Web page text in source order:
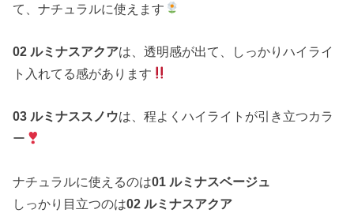
て、ナチュラルに使えます
02 ルミナスアクアは、透明感が出て、しっかりハイライ
ト入れてる感があります
03 ルミナススノウは、程よくハイライトが引き立つカラ
ー
ナチュラルに使えるのは01 ルミナスベージュ
しっかり目立つのは02 ルミナスアクア